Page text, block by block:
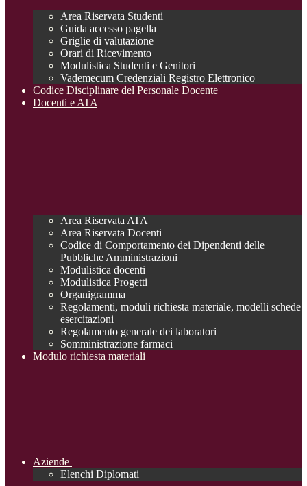
Area Riservata Studenti
Guida accesso pagella
Griglie di valutazione
Orari di Ricevimento
Modulistica Studenti e Genitori
Vademecum Credenziali Registro Elettronico
Codice Disciplinare del Personale Docente
Docenti e ATA
Area Riservata ATA
Area Riservata Docenti
Codice di Comportamento dei Dipendenti delle
Pubbliche Amministrazioni
Modulistica docenti
Modulistica Progetti
Organigramma
Regolamenti, moduli richiesta materiale, modelli schede
esercitazioni
Regolamento generale dei laboratori
Somministrazione farmaci
Modulo richiesta materiali
Aziende
Elenchi Diplomati